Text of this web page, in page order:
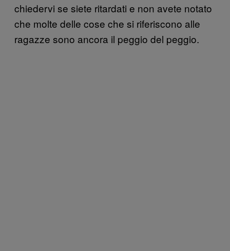
chiedervi se siete ritardati e non avete notato
che molte delle cose che si riferiscono alle
ragazze sono ancora il peggio del peggio.